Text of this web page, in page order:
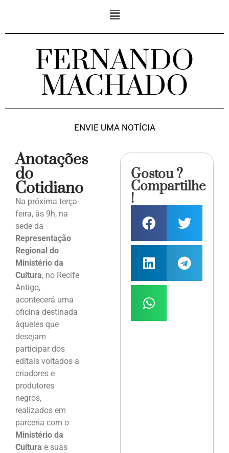
FERNANDO
MACHADO
ENVIE UMA NOTÍCIA
Anotações
do
Cotidiano
Na próxima terça-
feira, às 9h, na
sede da
Representação
Regional do
Ministério da
Cultura, no Recife
Antigo,
acontecerá uma
oficina destinada
àqueles que
desejam
participar dos
editais voltados a
criadores e
produtores
negros,
realizados em
parceria com o
Ministério da
Cultura e suas
Gostou ?
Compartilhe
!